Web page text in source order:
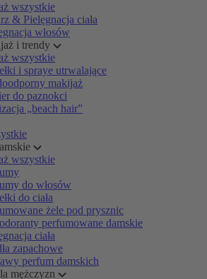
wszystkie
& Pielęgnacja ciała
włosów
i trendy
wszystkie
i spraye utrwalające
makijaż
do paznokci
„beach hair”
wszystkie
do włosów
do ciała
żele pod prysznic
perfumowane damskie
ciała
zapachowe
perfum damskich
mężczyzn